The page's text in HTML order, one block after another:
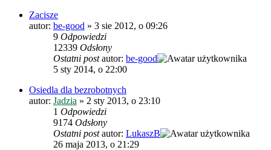
Zacisze
autor: be-good » 3 sie 2012, o 09:26
9 Odpowiedzi
12339 Odsłony
Ostatni postautor: be-good
5 sty 2014, o 22:00
Osiedla dla bezrobotnych
autor: Jadzia » 2 sty 2013, o 23:10
1 Odpowiedzi
9174 Odsłony
Ostatni postautor: LukaszB
26 maja 2013, o 21:29